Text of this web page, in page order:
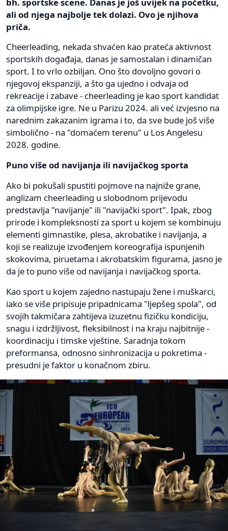
bh. sportske scene. Danas je još uvijek na početku,
ali od njega najbolje tek dolazi. Ovo je njihova
priča.
Cheerleading, nekada shvaćen kao prateća aktivnost
sportskih događaja, danas je samostalan i dinamičan
sport. I to vrlo ozbiljan. Ono što dovoljno govori o
njegovoj ekspanziji, a što ga ujedno i odvaja od
rekreacije i zabave - cheerleading je kao sport kandidat
za olimpijske igre. Ne u Parizu 2024. ali već izvjesno na
narednim zakazanim igrama i to, da sve bude još više
simbolično - na "domaćem terenu" u Los Angelesu
2028. godine.
Puno više od navijanja ili navijačkog sporta
Ako bi pokušali spustiti pojmove na najniže grane,
anglizam cheerleading u slobodnom prijevodu
predstavlja "navijanje" ili "navijački sport". Ipak, zbog
prirode i kompleksnosti za sport u kojem se kombinuju
elementi gimnastike, plesa, akrobatike i navijanja, a
koji se realizuje izvođenjem koreografija ispunjenih
skokovima, piruetama i akrobatskim figurama, jasno je
da je to puno više od navijanja i navijačkog sporta.
Kao sport u kojem zajedno nastupaju žene i muškarci,
iako se više pripisuje pripadnicama "ljepšeg spola", od
svojih takmičara zahtijeva izuzetnu fizičku kondiciju,
snagu i izdržljivost, fleksibilnost i na kraju najbitnije -
koordinaciju i timske vještine. Saradnja tokom
preformansa, odnosno sinhronizacija u pokretima -
presudni je faktor u konačnom zbiru.